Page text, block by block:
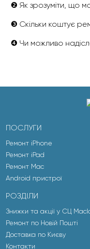
❷ Як зрозуміти, що
❸ Скільки коштує
❹ Чи можливо
ПОСЛУГИ
Ремонт iPhone
Ремонт iPad
Ремонт Mac
Android пристрої
РОЗДІЛИ
Знижки та акції у СЦ
Ремонт по Новій Пошті
Доставка по Києву
Контакти